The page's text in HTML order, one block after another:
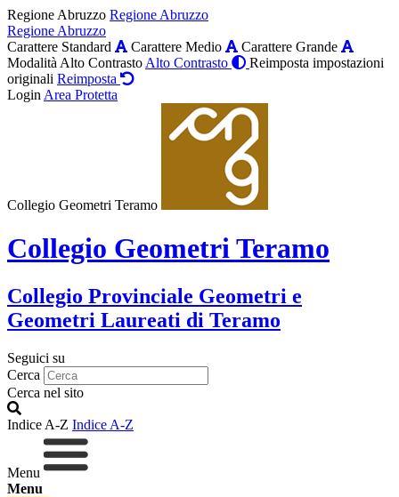
Regione Abruzzo Regione Abruzzo
Regione Abruzzo
Carattere Standard
Carattere Medio
Carattere Grande
Modalità Alto Contrasto Alto Contrasto
Reimposta impostazioni
originali Reimposta
Login Area Protetta
Collegio Geometri Teramo
Collegio Geometri Teramo
Collegio Provinciale Geometri e
Geometri Laureati di Teramo
Seguici su
Cerca
Cerca nel sito
Indice A-Z Indice A-Z
Menu
Menu